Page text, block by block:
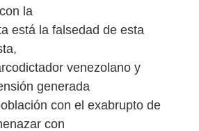
la
está la falsedad de esta
venezolano y
generada
con el exabrupto de
con